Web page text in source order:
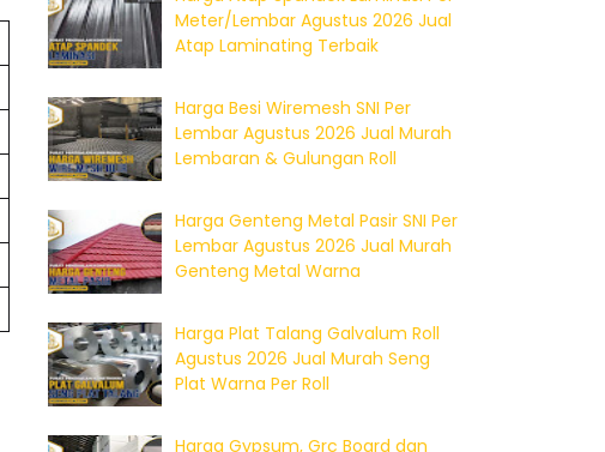
Meter/Lembar Agustus 2026 Jual
Atap Laminating Terbaik
Harga Besi Wiremesh SNI Per
Lembar Agustus 2026 Jual Murah
Lembaran & Gulungan Roll
Harga Genteng Metal Pasir SNI Per
Lembar Agustus 2026 Jual Murah
Genteng Metal Warna
Harga Plat Talang Galvalum Roll
Agustus 2026 Jual Murah Seng
Plat Warna Per Roll
Harga Gypsum, Grc Board dan